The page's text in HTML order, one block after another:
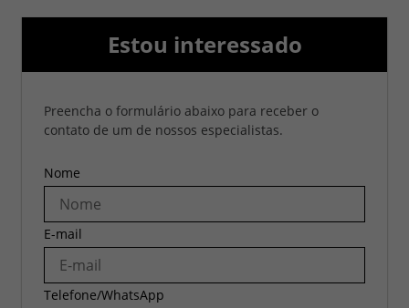
Estou interessado
Preencha o formulário abaixo para receber o
contato de um de nossos especialistas.
Nome
E-mail
Telefone/WhatsApp